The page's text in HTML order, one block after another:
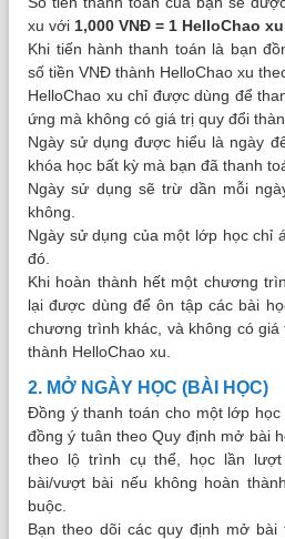
xu với 1,000 VNĐ = 1 HelloChao xu
Khi tiến hành thanh toán là bạn
số tiền VNĐ thành HelloChao xu
HelloChao xu chỉ được dùng để
ứng mà không có giá trị quy đổi
Ngày sử dụng được hiểu là ngày
khóa học bất kỳ mà bạn đã thanh
Ngày sử dụng sẽ trừ dần mỗi
không.
Ngày sử dụng của một lớp học chỉ
đó.
Khi hoàn thành hết một chương
lại được dùng để ôn tập các bài
chương trình khác, và không có
thành HelloChao xu.
2. MỞ NGÀY HỌC (BÀI HỌC)
Đồng ý thanh toán cho một lớp học
đồng ý tuân theo Quy định mở bài
theo lộ trình cụ thể, học lần
bài/vượt bài nếu không hoàn
buộc.
Bạn theo dõi các quy định mở bài